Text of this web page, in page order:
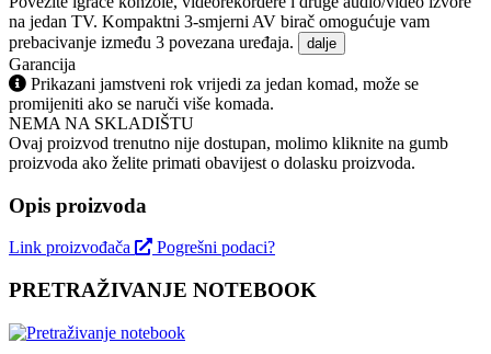
na jedan TV. Kompaktni 3-smjerni AV birač omogućuje vam
prebacivanje između 3 povezana uređaja.
dalje
Garancija
Prikazani jamstveni rok vrijedi za jedan komad, može se
promijeniti ako se naruči više komada.
NEMA NA SKLADIŠTU
Ovaj proizvod trenutno nije dostupan, molimo kliknite na gumb
proizvoda ako želite primati obavijest o dolasku proizvoda.
Opis proizvoda
Link proizvođača Pogrešni podaci?
PRETRAŽIVANJE NOTEBOOK